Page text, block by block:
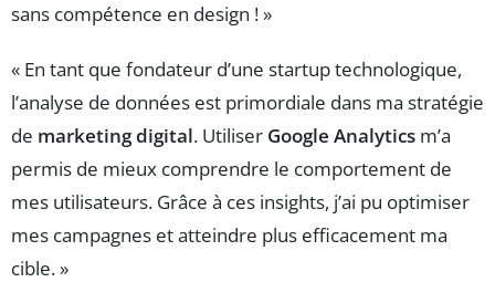
sans compétence en design ! »
« En tant que fondateur d’une startup technologique,
l’analyse de données est primordiale dans ma stratégie
de marketing digital. Utiliser Google Analytics m’a
permis de mieux comprendre le comportement de
mes utilisateurs. Grâce à ces insights, j’ai pu optimiser
mes campagnes et atteindre plus efficacement ma
cible. »